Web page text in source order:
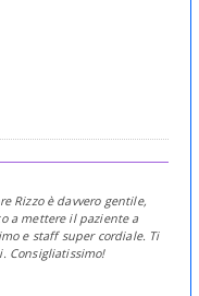
Rizzo è davvero gentile,
a mettere il paziente a
e staff super cordiale. Ti
Consigliatissimo!